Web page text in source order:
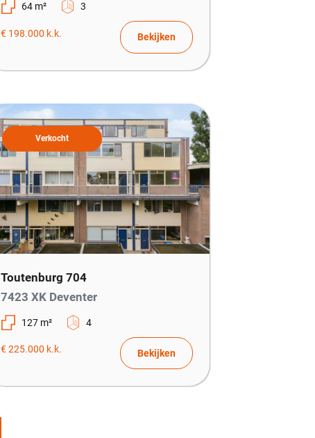
64 m² 3
€ 198.000 k.k. Bekijken
Verkocht
Toutenburg 704
7423 XK Deventer
127 m² 4
€ 225.000 k.k. Bekijken